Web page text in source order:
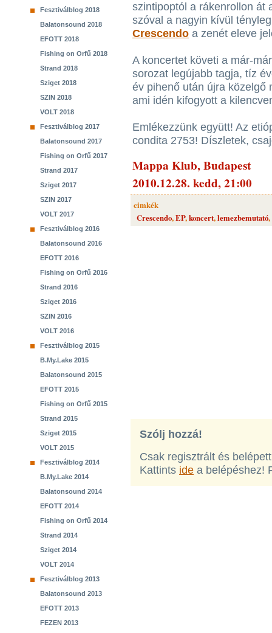
Fesztiválblog 2018
Balatonsound 2018
EFOTT 2018
Fishing on Orfű 2018
Strand 2018
Sziget 2018
SZIN 2018
VOLT 2018
Fesztiválblog 2017
Balatonsound 2017
Fishing on Orfű 2017
Strand 2017
Sziget 2017
SZIN 2017
VOLT 2017
Fesztiválblog 2016
Balatonsound 2016
EFOTT 2016
Fishing on Orfű 2016
Strand 2016
Sziget 2016
SZIN 2016
VOLT 2016
Fesztiválblog 2015
B.My.Lake 2015
Balatonsound 2015
EFOTT 2015
Fishing on Orfű 2015
Strand 2015
Sziget 2015
VOLT 2015
Fesztiválblog 2014
B.My.Lake 2014
Balatonsound 2014
EFOTT 2014
Fishing on Orfű 2014
Strand 2014
Sziget 2014
VOLT 2014
Fesztiválblog 2013
Balatonsound 2013
EFOTT 2013
FEZEN 2013
szintipoptól a rákenrollon át
szóval a nagyin kívül
Crescendo a zenét eleve
A koncertet követi a már-
sorozat legújabb tagja, tíz
év pihenő után újra közelgő
ami idén kifogyott a
Emlékezzünk együtt! Az
condita 2753! Díszletek,
Mappa Klub, Budapest
2010.12.28. kedd, 21:00
cimkék
Crescendo,EP,koncert,lemezbemutató,
Szólj hozzá!
Csak regisztrált és
Kattints ide a belépéshez!